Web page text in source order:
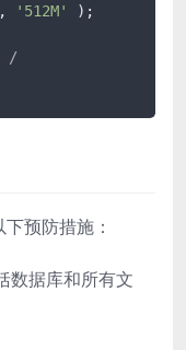
, '512M' );
/
预防措施：
数据库和所有文